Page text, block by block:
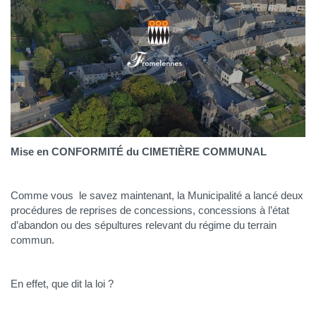
Mise en CONFORMITÉ du CIMETIÈRE COMMUNAL
Comme vous le savez maintenant, la Municipalité a lancé deux
procédures de reprises de concessions, concessions à l’état
d’abandon ou des sépultures relevant du régime du terrain
commun.
En effet, que dit la loi ?